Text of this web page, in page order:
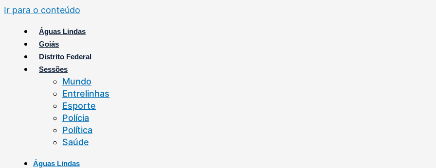
Ir para o conteúdo
Águas Lindas
Goiás
Distrito Federal
Sessões
Mundo
Entrelinhas
Esporte
Polícia
Política
Saúde
Águas Lindas